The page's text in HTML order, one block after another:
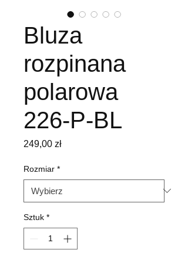
Bluza
rozpinana
polarowa
226-P-BL
249,00 złCena
Rozmiar *
Sztuk *